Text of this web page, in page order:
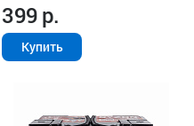
399р.
Купить